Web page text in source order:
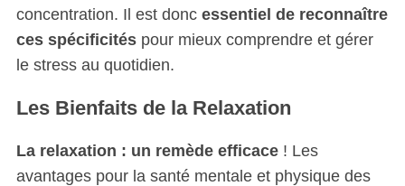
concentration. Il est donc essentiel de reconnaître
ces spécificitéspour mieux comprendre et gérer
le stress au quotidien.
Les Bienfaits de la Relaxation
La relaxation : un remède efficace! Les
avantages pour la santé mentale et physique des